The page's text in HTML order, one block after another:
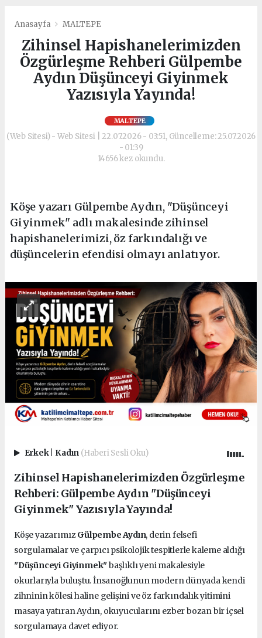
Anasayfa MALTEPE
Zihinsel Hapishanelerimizden
Özgürleşme Rehberi Gülpembe
Aydın Düşünceyi Giyinmek
Yazısıyla Yayında!
MALTEPE
(Web Sitesi) - Web Sitesi | 22.07.2026 - 03:51, Güncelleme: 25.07.2026
- 01:39
14656 kez okundu.
Köşe yazarı Gülpembe Aydın, "Düşünceyi
Giyinmek" adlı makalesinde zihinsel
hapishanelerimizi, öz farkındalığı ve
düşüncelerin efendisi olmayı anlatıyor.
Erkek Kadın (Haberi Sesli Oku)
Zihinsel Hapishanelerimizden Özgürleşme
Rehberi: Gülpembe Aydın "Düşünceyi
Giyinmek" Yazısıyla Yayında!
Köşe yazarımızGülpembe Aydın, derin felsefi
sorgulamalar ve çarpıcı psikolojik tespitlerle kaleme aldığı
"Düşünceyi Giyinmek"başlıklı yeni makalesiyle
okurlarıyla buluştu. İnsanoğlunun modern dünyada kendi
zihninin kölesi haline gelişini ve öz farkındalık yitimini
masaya yatıran Aydın, okuyucularını ezber bozan bir içsel
sorgulamaya davet ediyor.